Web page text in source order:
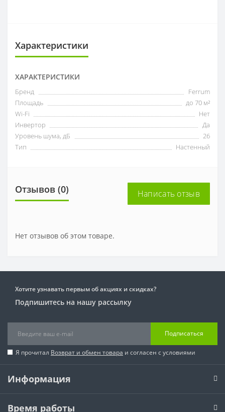
Характеристики
ХАРАКТЕРИСТИКИ
Бренд
Ferrum
Площадь
до 70 м²
Wi-Fi
Нет
Инвертор
Да
Уровень шума, дБ
26
Тип
Настенный
Отзывов (0) Написать отзыв
Нет отзывов об этом товаре.
Хотите узнавать первым об акциях и скидках?
Подпишитесь на нашу рассылку
Подписаться
Я прочитал Возврат и обмен товара и согласен с условиями
Информация
Время работы